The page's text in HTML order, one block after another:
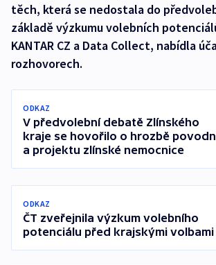
těch, která se nedostala do
základě výzkumu volebních
KANTAR CZ a Data Collect, nabídla
rozhovorech.
ODKAZ
V předvolební debatě Zlínského
kraje se hovořilo o hrozbě
a projektu zlínské nemocnice
ODKAZ
ČT zveřejnila výzkum volebního
potenciálu před krajskými volbami